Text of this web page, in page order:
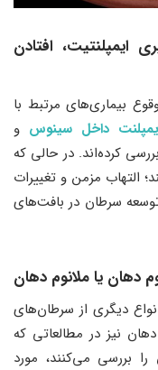
ایمپلنتیت، افتادن
بیماری‌های مرتبط با
داخل سینوس و
کرده‌اند. در حالی که
التهاب مزمن و تغییرات
سرطان در بافت‌های
دیگری از سرطان‌های
نیز در مطالعاتی که
بررسی می‌کنند، مورد